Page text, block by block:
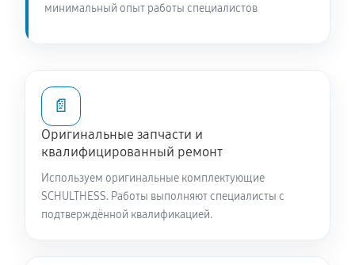
минимальный опыт работы специалистов
📄
Оригинальные запчасти и
квалифицированный ремонт
Используем оригинальные комплектующие
SCHULTHESS. Работы выполняют специалисты с
подтверждённой квалификацией.